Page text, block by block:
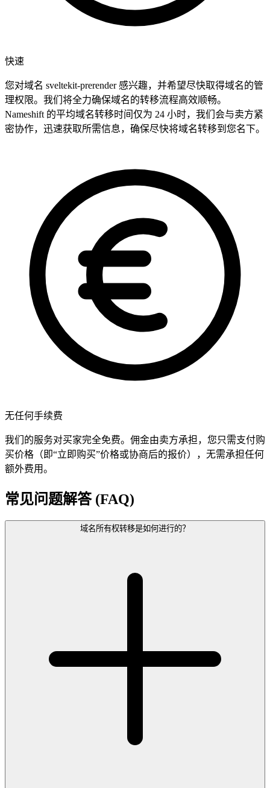
快速
您对域名 sveltekit-prerender 感兴趣，并希望尽快取得域名的管
理权限。我们将全力确保域名的转移流程高效顺畅。
Nameshift 的平均域名转移时间仅为 24 小时，我们会与卖方紧
密协作，迅速获取所需信息，确保尽快将域名转移到您名下。
无任何手续费
我们的服务对买家完全免费。佣金由卖方承担，您只需支付购
买价格（即“立即购买”价格或协商后的报价），无需承担任何
额外费用。
常见问题解答 (FAQ)
域名所有权转移是如何进行的？